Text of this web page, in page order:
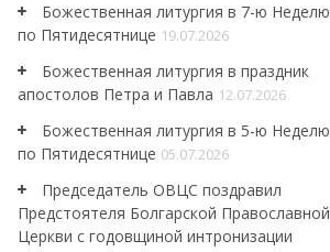
Божественная литургия в 7-ю Неделю
по Пятидесятнице 19.07.2026
Божественная литургия в праздник
апостолов Петра и Павла 12.07.2026
Божественная литургия в 5-ю Неделю
по Пятидесятнице 05.07.2026
Председатель ОВЦС поздравил
Предстоятеля Болгарской Православной
Церкви с годовщиной интронизации